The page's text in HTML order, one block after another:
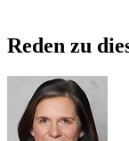
Reden zu